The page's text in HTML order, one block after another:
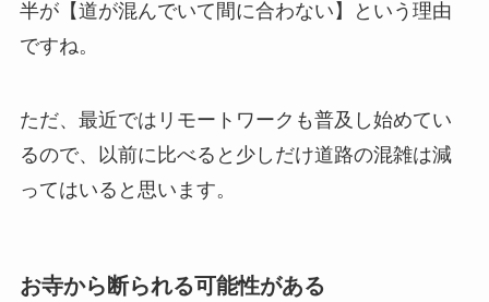
半が【道が混んでいて間に合わない】という理由
ですね。
ただ、最近ではリモートワークも普及し始めてい
るので、以前に比べると少しだけ道路の混雑は減
ってはいると思います。
お寺から断られる可能性がある